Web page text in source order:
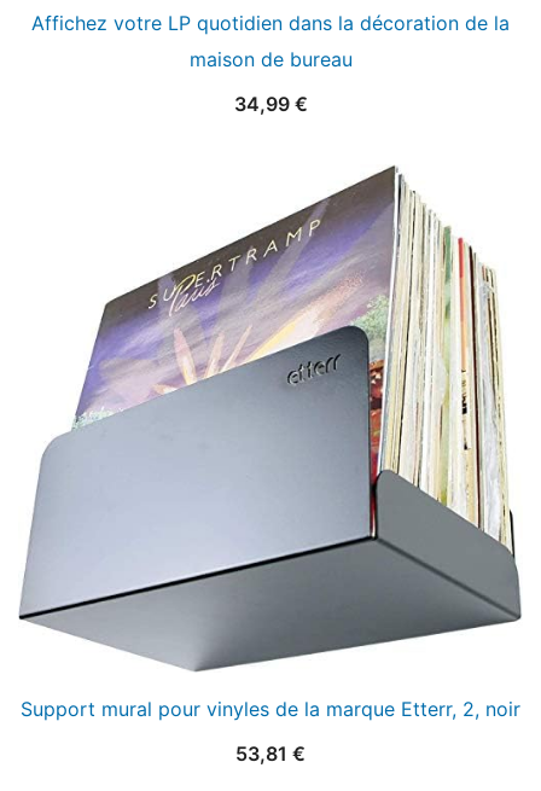
Affichez votre LP quotidien dans la décoration de la
maison de bureau
34,99 €
Support mural pour vinyles de la marque Etterr, 2, noir
53,81 €